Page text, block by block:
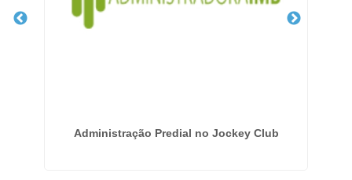
Administração Predial no Jockey Club